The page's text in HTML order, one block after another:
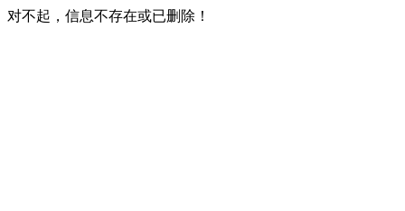
对不起，信息不存在或已删除！